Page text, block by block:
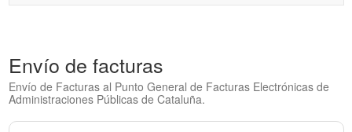
Envío de facturas
Envío de Facturas al Punto General de Facturas Electrónicas de
Administraciones Públicas de Cataluña.